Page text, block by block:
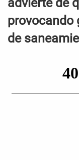
provocando
de